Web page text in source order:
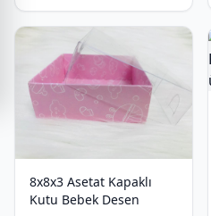
8x8x3 Asetat Kapaklı
Kutu Bebek Desen